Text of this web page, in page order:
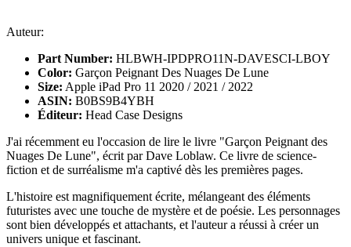
Auteur:
Part Number: HLBWH-IPDPRO11N-DAVESCI-LBOY
Color: Garçon Peignant Des Nuages De Lune
Size: Apple iPad Pro 11 2020 / 2021 / 2022
ASIN: B0BS9B4YBH
Éditeur: Head Case Designs
J'ai récemment eu l'occasion de lire le livre "Garçon Peignant des
Nuages De Lune", écrit par Dave Loblaw. Ce livre de science-
fiction et de surréalisme m'a captivé dès les premières pages.
L'histoire est magnifiquement écrite, mélangeant des éléments
futuristes avec une touche de mystère et de poésie. Les personnages
sont bien développés et attachants, et l'auteur a réussi à créer un
univers unique et fascinant.